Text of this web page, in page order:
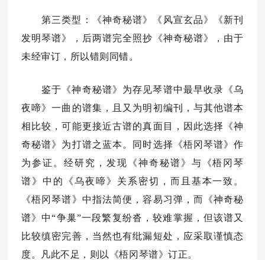
第三类型：《神奇秘谱》《风宣玄品》《新刊
发明琴谱》，后两谱完全照抄《神奇秘谱》，由于
未经审订，所以错则同错。
鉴于《神奇秘谱》为存见琴谱中最早收录《乌
夜啼》一曲的谱集，且又为明初编刊，与其他谱本
相比较，可能更接近古谱的真面目，因此选择《神
奇秘谱》为打谱之蓝本。同时选择《梧冈琴谱》作
为参证。经研究，发现《神奇秘谱》与《梧冈琴
谱》中的《乌夜啼》关系密切，而且基本一致。
《梧冈琴谱》中指法简便，容易习弹，而《神奇秘
谱》中“争巢”一段繁复纷沓，较难掌握，但该谱又
比较缜密完善，当然也有纰漏短处，应采取谨慎态
度。凡此不足，则以《梧冈琴谱》订正。